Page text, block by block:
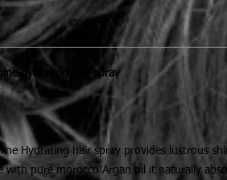
hydrating hair spray
Hydrating hair spray provides lustrous
with pure morocco Argan oil it naturally